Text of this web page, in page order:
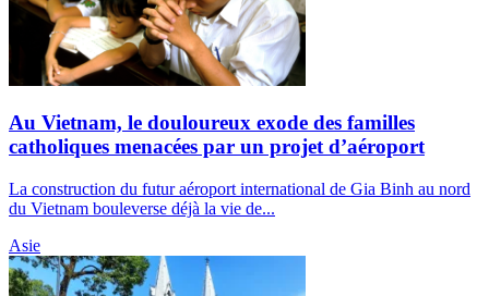
Au Vietnam, le douloureux exode des familles
catholiques menacées par un projet d’aéroport
La construction du futur aéroport international de Gia Binh au nord
du Vietnam bouleverse déjà la vie de...
Asie